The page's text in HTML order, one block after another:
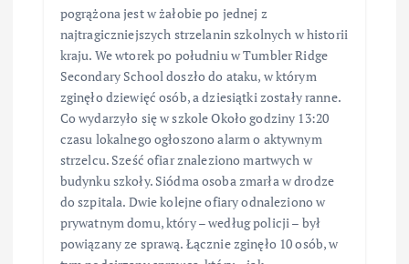
pogrążona jest w żałobie po jednej z
najtragiczniejszych strzelanin szkolnych w historii
kraju. We wtorek po południu w Tumbler Ridge
Secondary School doszło do ataku, w którym
zginęło dziewięć osób, a dziesiątki zostały ranne.
Co wydarzyło się w szkole Około godziny 13:20
czasu lokalnego ogłoszono alarm o aktywnym
strzelcu. Sześć ofiar znaleziono martwych w
budynku szkoły. Siódma osoba zmarła w drodze
do szpitala. Dwie kolejne ofiary odnaleziono w
prywatnym domu, który – według policji – był
powiązany ze sprawą. Łącznie zginęło 10 osób, w